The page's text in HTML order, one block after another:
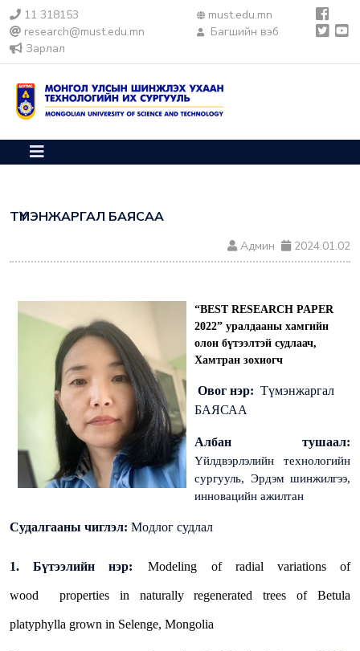
11 318153
research@must.edu.mn
Зарлал
must.edu.mn
Багшийн вэб
ТҮМЭНЖАРГАЛ БАЯСАА
Админ 2024.01.02
“BEST RESEARCH PAPER
2022” уралдааны хамгийн
олон бүтээлтэй судлаач,
Хамтран зохиогч
Овог нэр: Түмэнжаргал
БАЯСАА
Албан тушаал:
Үйлдвэрлэлийн технологийн
сургууль, Эрдэм шинжилгээ,
инновацийн ажилтан
Судалгааны чиглэл: Модлог судлал
1. Бүтээлийн нэр: Modeling of radial variations of
wood properties in naturally regenerated trees of Betula
platyphylla grown in Selenge, Mongolia